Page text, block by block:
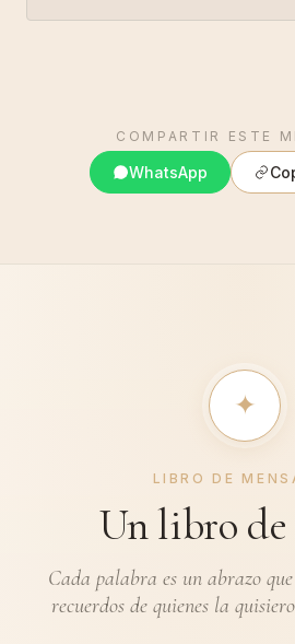
COMPARTIR ESTE
WhatsApp
✦︎
LIBRO DE
Un libro de
Cada palabra es un abrazo
recuerdos de quienes la